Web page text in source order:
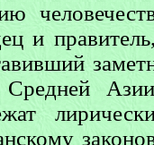
и
Средней